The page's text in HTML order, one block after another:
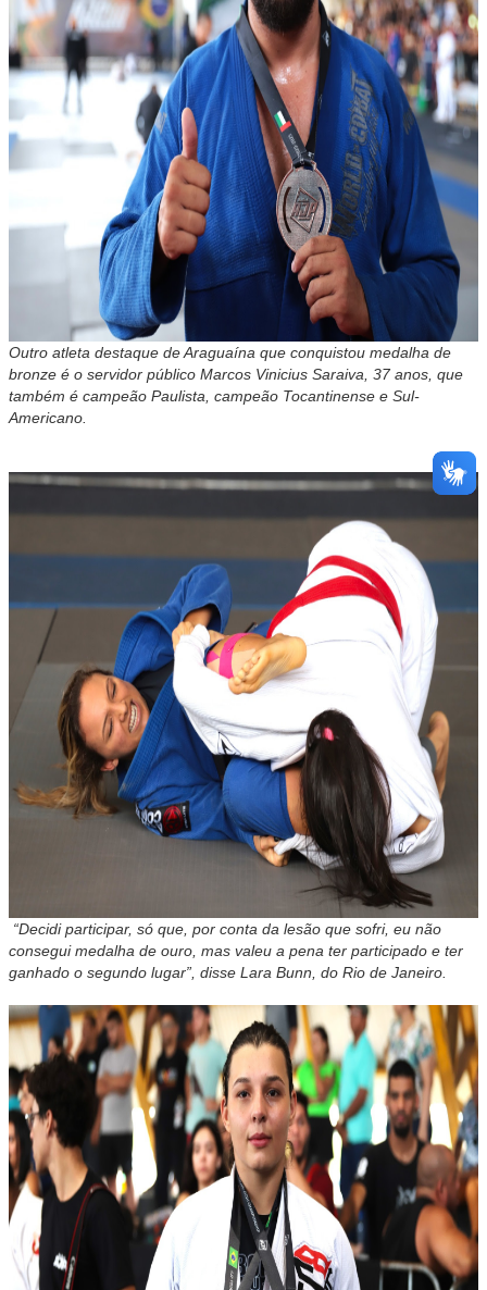
Outro atleta destaque de Araguaína que conquistou medalha de
bronze é o servidor público Marcos Vinicius Saraiva, 37 anos, que
também é campeão Paulista, campeão Tocantinense e Sul-
Americano.
“Decidi participar, só que, por conta da lesão que sofri, eu não
consegui medalha de ouro, mas valeu a pena ter participado e ter
ganhado o segundo lugar”, disse Lara Bunn, do Rio de Janeiro.